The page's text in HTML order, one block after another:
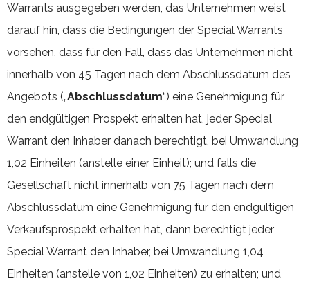
Warrants ausgegeben werden, das Unternehmen weist
darauf hin, dass die Bedingungen der Special Warrants
vorsehen, dass für den Fall, dass das Unternehmen nicht
innerhalb von 45 Tagen nach dem Abschlussdatum des
Angebots („Abschlussdatum“) eine Genehmigung für
den endgültigen Prospekt erhalten hat, jeder Special
Warrant den Inhaber danach berechtigt, bei Umwandlung
1,02 Einheiten (anstelle einer Einheit); und falls die
Gesellschaft nicht innerhalb von 75 Tagen nach dem
Abschlussdatum eine Genehmigung für den endgültigen
Verkaufsprospekt erhalten hat, dann berechtigt jeder
Special Warrant den Inhaber, bei Umwandlung 1,04
Einheiten (anstelle von 1,02 Einheiten) zu erhalten; und